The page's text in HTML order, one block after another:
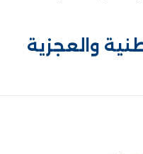
والعجزية